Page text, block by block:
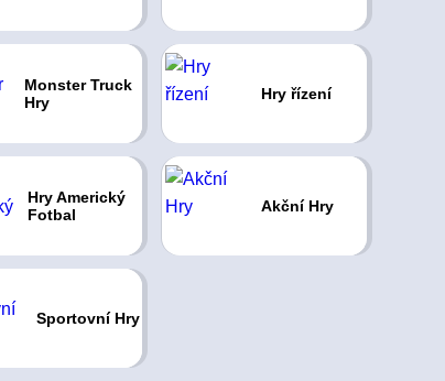
Monster Truck
Hry
Hry řízení
Hry Americký
Fotbal
Akční Hry
Sportovní Hry